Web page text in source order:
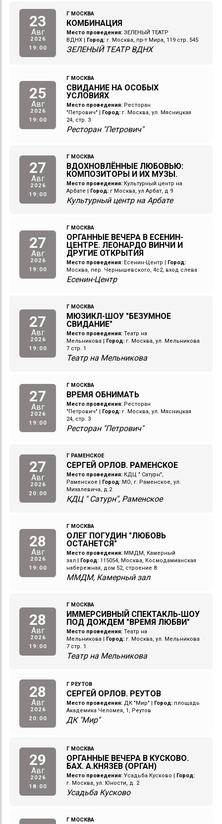
23
Авг
2026
19:00
Г МОСКВА
КОМБИНАЦИЯ
Место проведения: ЗЕЛЕНЫЙ ТЕАТР
ВДНХ
Город: г. Москва, пр-т Мира, 119 стр. 545
ЗЕЛЕНЫЙ ТЕАТР ВДНХ
25
Авг
2026
19:00
Г МОСКВА
СВИДАНИЕ НА ОСОБЫХ
УСЛОВИЯХ
Место проведения: Ресторан
"Петрович" | Город: г. Москва, ул. Мясницкая
24, стр. 3
Ресторан "Петрович"
27
Авг
2026
19:00
Г МОСКВА
ВДОХНОВЛЁННЫЕ ЛЮБОВЬЮ:
КОМПОЗИТОРЫ И ИХ МУЗЫ.
Место проведения: Культурный центр на
Арбате | Город: г Москва, ул Арбат, д 9
Культурный центр на Арбате
27
Авг
2026
19:00
Г МОСКВА
ОРГАННЫЕ ВЕЧЕРА В ЕСЕНИН-
ЦЕНТРЕ. ЛЕОНАРДО ВИНЧИ И
ДРУГИЕ ОТКРЫТИЯ
Место проведения: Есенин-Центр | Город:
Москва, пер. Чернышевского, 4с2, вход слева
Есенин-Центр
27
Авг
2026
19:00
Г МОСКВА
МЮЗИКЛ-ШОУ "БЕЗУМНОЕ
СВИДАНИЕ"
Место проведения: Театр на
Мельникова | Город: г. Москва, ул. Мельникова
7 стр. 1
Театр на Мельникова
27
Авг
2026
19:00
Г МОСКВА
ВРЕМЯ ОБНИМАТЬ
Место проведения: Ресторан
"Петрович" | Город: г. Москва, ул. Мясницкая
24, стр. 3
Ресторан "Петрович"
27
Авг
2026
20:00
Г РАМЕНСКОЕ
СЕРГЕЙ ОРЛОВ. РАМЕНСКОЕ
Место проведения: КДЦ " Сатурн",
Раменское | Город: МО, г. Раменское, ул.
Михалевича, д.2
КДЦ " Сатурн", Раменское
28
Авг
2026
19:00
Г МОСКВА
ОЛЕГ ПОГУДИН "ЛЮБОВЬ
ОСТАНЕТСЯ"
Место проведения: ММДМ, Камерный
зал | Город: 115054, Москва, Космодамианская
набережная, дом 52, строение 8.
ММДМ, Камерный зал
28
Авг
2026
19:00
Г МОСКВА
ИММЕРСИВНЫЙ СПЕКТАКЛЬ-ШОУ
ПОД ДОЖДЕМ "ВРЕМЯ ЛЮБВИ"
Место проведения: Театр на
Мельникова | Город: г. Москва, ул. Мельникова
7 стр. 1
Театр на Мельникова
28
Авг
2026
20:00
Г РЕУТОВ
СЕРГЕЙ ОРЛОВ. РЕУТОВ
Место проведения: ДК "Мир" Город: площадь
Академика Челомея, 1, Реутов
ДК "Мир"
29
Авг
2026
18:00
Г МОСКВА
ОРГАННЫЕ ВЕЧЕРА В КУСКОВО.
БАХ. А.КНЯЗЕВ (ОРГАН)
Место проведения: Усадьба Кусково | Город:
г. Москва, ул. Юности, д. 2
Усадьба Кусково
Г МОСКВА